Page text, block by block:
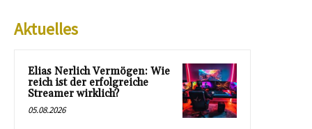
Aktuelles
Elias Nerlich Vermögen: Wie
reich ist der erfolgreiche
Streamer wirklich?
05.08.2026